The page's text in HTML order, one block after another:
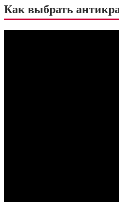
Как выбрать